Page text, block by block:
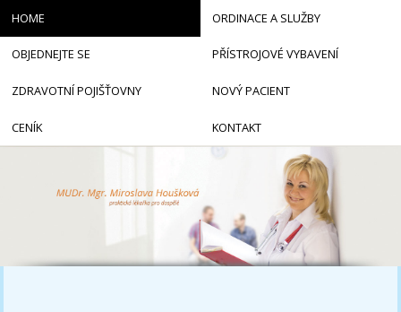
HOME ORDINACE A SLUŽBY
OBJEDNEJTE SE PŘÍSTROJOVÉ VYBAVENÍ
ZDRAVOTNÍ POJIŠŤOVNY NOVÝ PACIENT
CENÍK KONTAKT